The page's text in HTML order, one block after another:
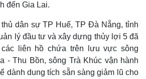
đến Gia Lai.
dân sự TP Huế, TP Đà Nẵng, tỉnh
lý đầu tư và xây dựng thủy lợi 5 đã
liên hồ chứa trên lưu vực sông
- Thu Bồn, sông Trà Khúc vận hành
dành dung tích sẵn sàng giảm lũ cho